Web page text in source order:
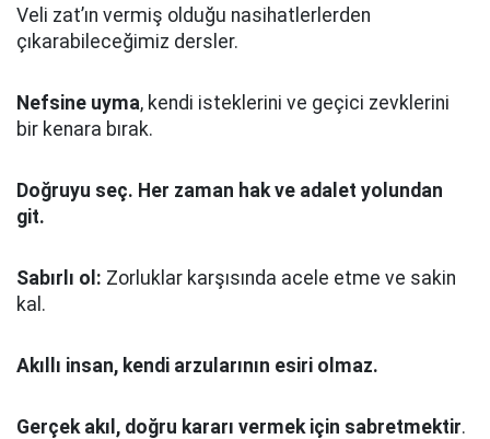
Veli zat’ın vermiş olduğu nasihatlerlerden
çıkarabileceğimiz dersler.
Nefsine uyma, kendi isteklerini ve geçici zevklerini
bir kenara bırak.
Doğruyu seç. Her zaman hak ve adalet yolundan
git.
Sabırlı ol: Zorluklar karşısında acele etme ve sakin
kal.
Akıllı insan, kendi arzularının esiri olmaz.
Gerçek akıl, doğru kararı vermek için sabretmektir.